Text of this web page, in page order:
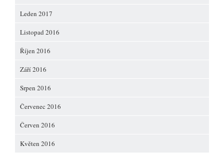
Leden 2017
Listopad 2016
Říjen 2016
Září 2016
Srpen 2016
Červenec 2016
Červen 2016
Květen 2016